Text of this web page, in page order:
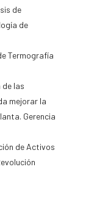
de
de
Termografía
las
mejorar la
Gerencia
de Activos